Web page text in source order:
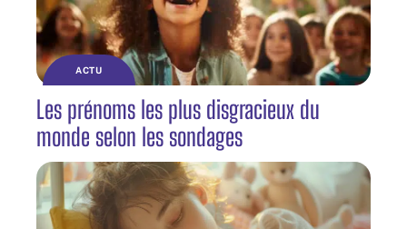
ACTU
Les prénoms les plus disgracieux du
monde selon les sondages